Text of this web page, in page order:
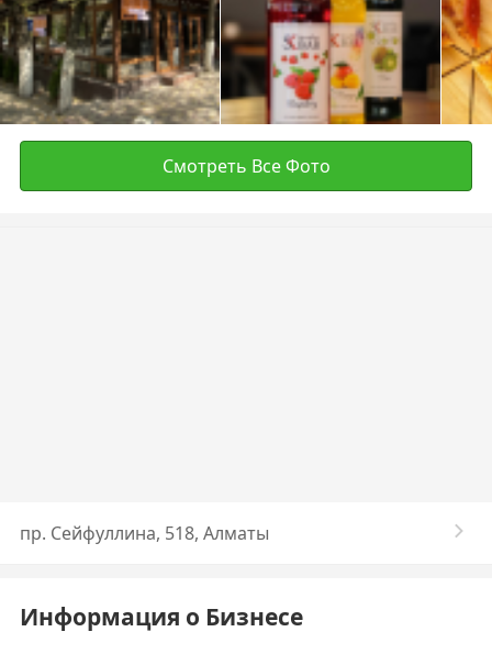
Смотреть Все Фото
пр. Сейфуллина, 518, Алматы
Информация о Бизнесе